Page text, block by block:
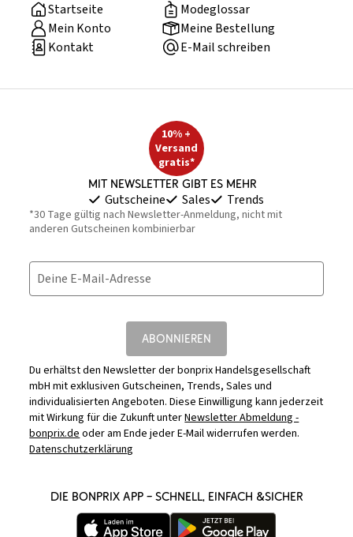
Startseite
Modeglossar
Mein Konto
Meine Bestellung
Kontakt
E-Mail schreiben
10% +
Versand
gratis*
Mit Newsletter gibt es mehr
Gutscheine Sales Trends
*30 Tage gültig nach Newsletter-Anmeldung, nicht mit
anderen Gutscheinen kombinierbar
Deine E-Mail-Adresse
ABONNIEREN
Du erhältst den Newsletter der bonprix Handelsgesellschaft
mbH mit exklusiven Gutscheinen, Trends, Sales und
individualisierten Angeboten. Diese Einwilligung kann jederzeit
mit Wirkung für die Zukunft unterNewsletter Abmeldung -
bonprix.deoder am Ende jeder E-Mail widerrufen werden.
Datenschutzerklärung
DIE BONPRIX APP – SCHNELL, EINFACH &SICHER